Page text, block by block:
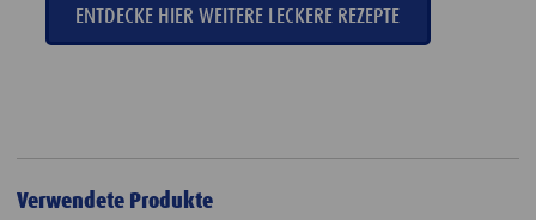
ENTDECKE HIER WEITERE LECKERE REZEPTE
Verwendete Produkte